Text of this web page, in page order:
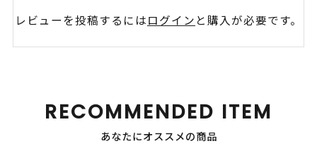
レビューを投稿するにはログイン と購入が必要です。
RECOMMENDED ITEM
あなたにオススメの商品